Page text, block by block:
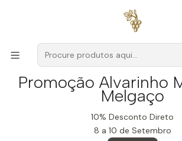
para encomendas a partir
Promoção Alvarinho Monção e
Promoção Alvarinho
Melgaço
10% Desconto Direto
8 a 10 de Setembro